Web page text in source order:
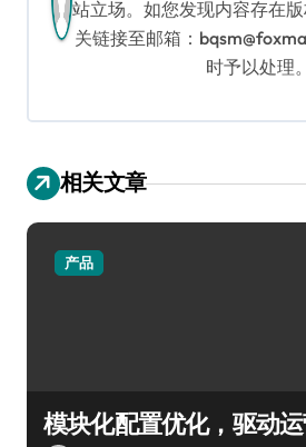
站立场。如您发现内容存在
关链接至邮箱：
时予以处理。
相关文章
产品
模块化配置优化，驱动